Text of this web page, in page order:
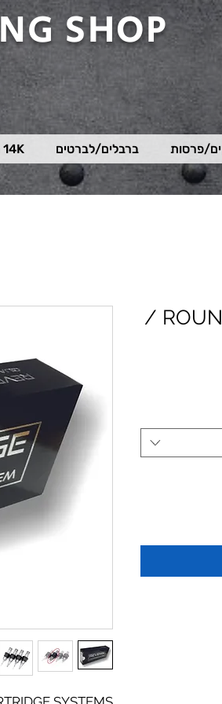
SHOP
פרסות ברבלים/לברטים 14K זהב
ROUND MAGNUM 0.35MM /